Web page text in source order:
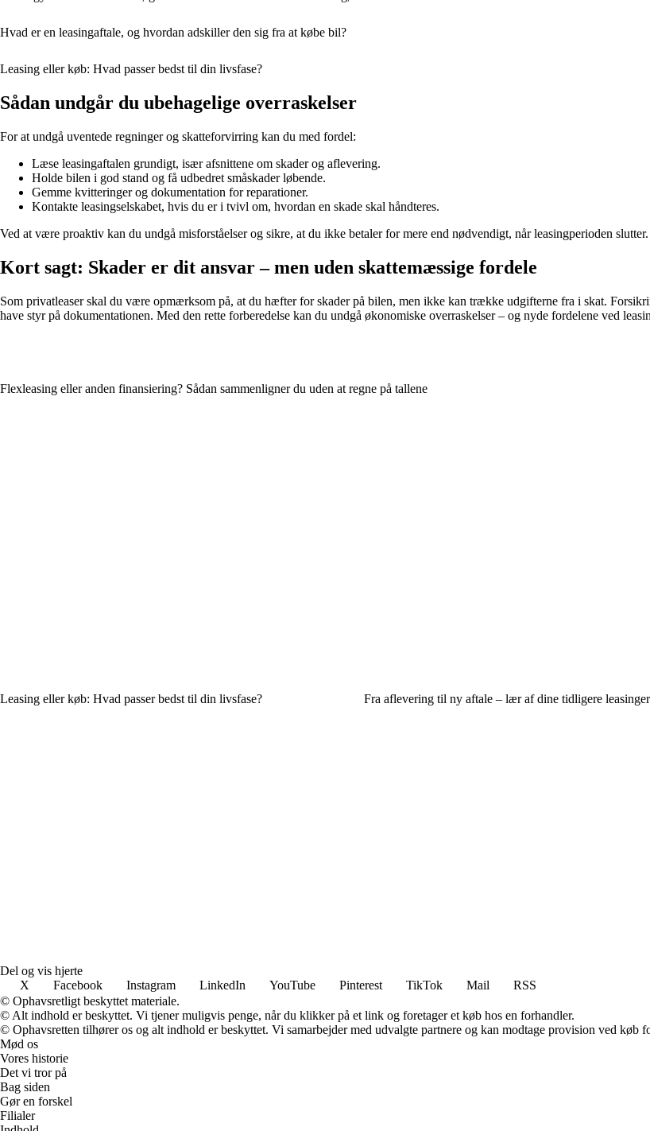
Hvad er en leasingaftale, og hvordan adskiller den sig fra at købe bil?
Leasing eller køb: Hvad passer bedst til din livsfase?
Sådan undgår du ubehagelige overraskelser
For at undgå uventede regninger og skatteforvirring kan du med fordel:
Læse leasingaftalen grundigt, især afsnittene om skader og aflevering.
Holde bilen i god stand og få udbedret småskader løbende.
Gemme kvitteringer og dokumentation for reparationer.
Kontakte leasingselskabet, hvis du er i tvivl om, hvordan en skade skal håndteres.
Ved at være proaktiv kan du undgå misforståelser og sikre, at du ikke betaler for mere end nødvendigt, når leasingperioden slutter.
Kort sagt: Skader er dit ansvar – men uden skattemæssige fordele
Som privatleaser skal du være opmærksom på, at du hæfter for skader på bilen, men ikke kan trække udgifterne fra i skat.
have styr på dokumentationen. Med den rette forberedelse kan du undgå økonomiske overraskelser – og nyde fordelene ved
Flexleasing eller anden finansiering? Sådan sammenligner du uden at regne på tallene
Leasing eller køb: Hvad passer bedst til din livsfase? Fra aflevering til ny aftale – lær af dine tidligere
Del og vis hjerte
X
Facebook Instagram LinkedIn YouTube Pinterest TikTok Mail
RSS
© Ophavsretligt beskyttet materiale.
© Alt indhold er beskyttet. Vi tjener muligvis penge, når du klikker på et link og foretager et køb hos en forhandler.
© Ophavsretten tilhører os og alt indhold er beskyttet. Vi samarbejder med udvalgte partnere og kan modtage provision ved
Mød os
Vores historie
Det vi tror på
Bag siden
Gør en forskel
Filialer